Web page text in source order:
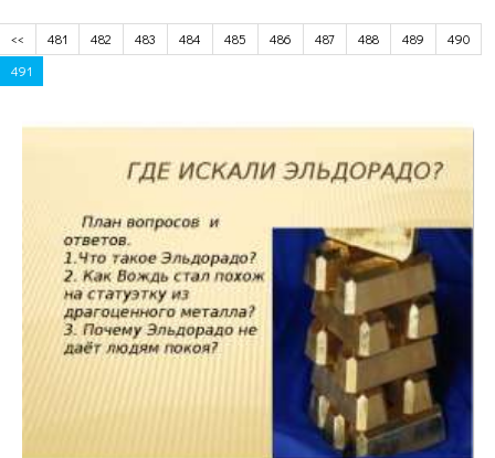
<< 481 482 483 484 485 486 487 488 489
490
491